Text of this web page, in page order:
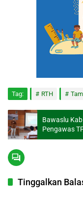
Tag: RTH
Bawaslu
Pengawas
Tinggalkan